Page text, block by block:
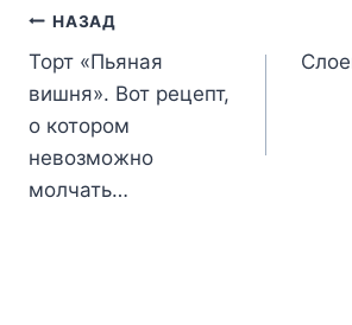
Навигация
по
записям
НАЗАД
Торт «Пьяная
вишня». Вот рецепт,
о котором
невозможно
молчать…